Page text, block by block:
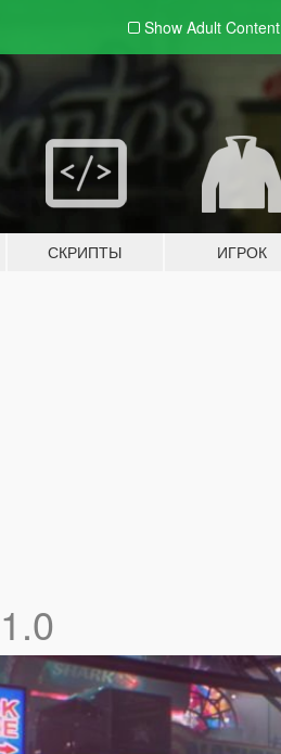
Show Adult Content
СКРИПТЫ ИГРОК
1.0